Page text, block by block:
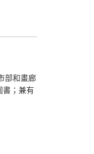
部和畫廊
書；兼有